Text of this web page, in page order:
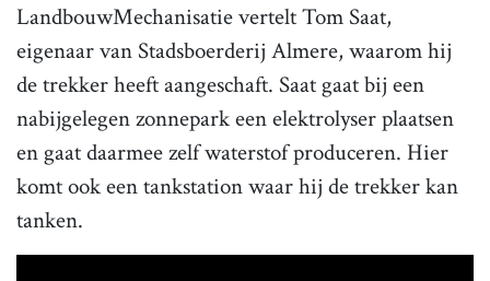
LandbouwMechanisatie vertelt Tom Saat,
eigenaar van Stadsboerderij Almere, waarom hij
de trekker heeft aangeschaft. Saat gaat bij een
nabijgelegen zonnepark een elektrolyser plaatsen
en gaat daarmee zelf waterstof produceren. Hier
komt ook een tankstation waar hij de trekker kan
tanken.